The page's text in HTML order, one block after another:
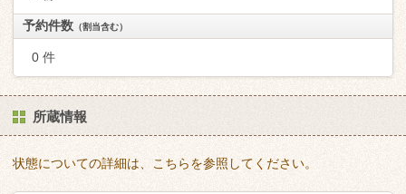
予約件数 （割当含む）
0 件
所蔵情報
状態についての詳細は、こちらを参照してください。